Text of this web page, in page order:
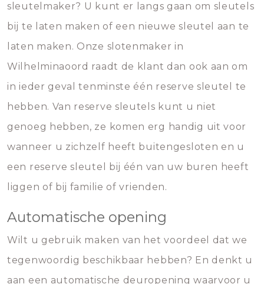
sleutelmaker? U kunt er langs gaan om sleutels
bij te laten maken of een nieuwe sleutel aan te
laten maken. Onze slotenmaker in
Wilhelminaoord raadt de klant dan ook aan om
in ieder geval tenminste één reserve sleutel te
hebben. Van reserve sleutels kunt u niet
genoeg hebben, ze komen erg handig uit voor
wanneer u zichzelf heeft buitengesloten en u
een reserve sleutel bij één van uw buren heeft
liggen of bij familie of vrienden.
Automatische opening
Wilt u gebruik maken van het voordeel dat we
tegenwoordig beschikbaar hebben? En denkt u
aan een automatische deuropening waarvoor u